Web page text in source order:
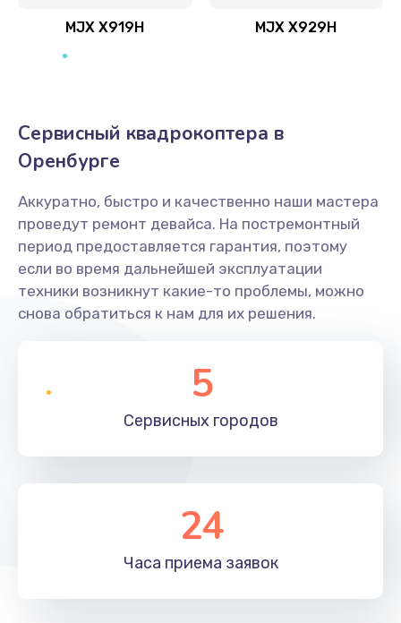
MJX X919H MJX X929H
Сервисный квадрокоптера в
Оренбурге
Аккуратно, быстро и качественно наши мастера
проведут ремонт девайса. На постремонтный
период предоставляется гарантия, поэтому
если во время дальнейшей эксплуатации
техники возникнут какие-то проблемы, можно
снова обратиться к нам для их решения.
5
Сервисных городов
24
Часа приема заявок